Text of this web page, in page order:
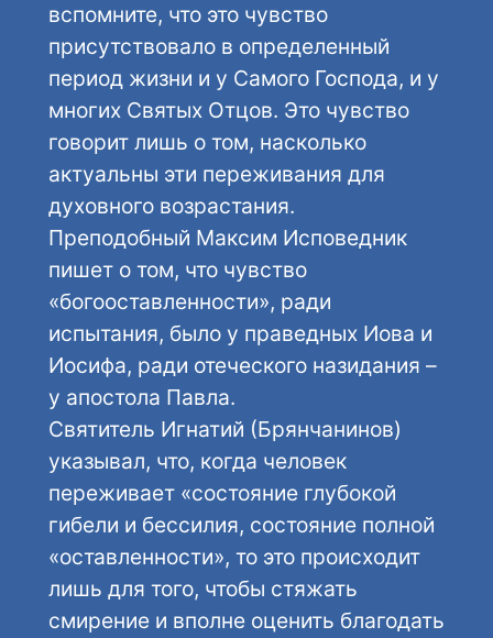
вспомните, что это чувство
присутствовало в определенный
период жизни и у Самого Господа, и у
многих Святых Отцов. Это чувство
говорит лишь о том, насколько
актуальны эти переживания для
духовного возрастания.
Преподобный Максим Исповедник
пишет о том, что чувство
«богооставленности», ради
испытания, было у праведных Иова и
Иосифа, ради отеческого назидания –
у апостола Павла.
Святитель Игнатий (Брянчанинов)
указывал, что, когда человек
переживает «состояние глубокой
гибели и бессилия, состояние полной
«оставленности», то это происходит
лишь для того, чтобы стяжать
смирение и вполне оценить благодать